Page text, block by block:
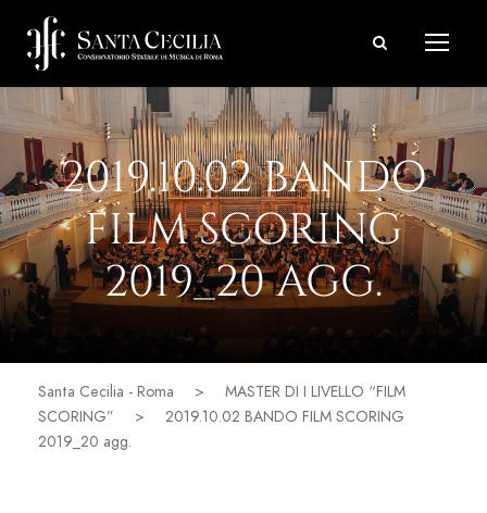
2019.10.02 BANDO
FILM SCORING
2019_20 AGG.
Santa Cecilia - Roma >
MASTER DI I LIVELLO “FILM
SCORING”
>
2019.10.02 BANDO FILM SCORING
2019_20 agg.